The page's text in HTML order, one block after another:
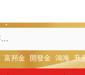
富邦金 開發金 鴻海 升